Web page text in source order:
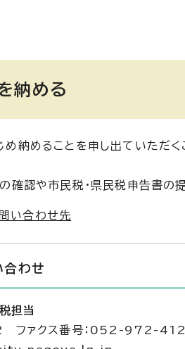
納める
納めることを申し出ていただく
確認や市民税・県民税申告書の
い合わせ先
合わせ
担当
ァクス番号：052-972-